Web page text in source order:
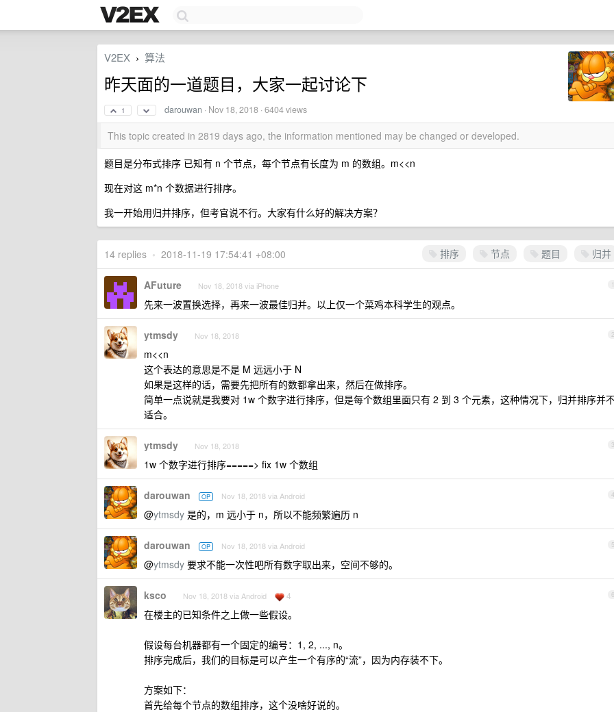
V2EX › 算法
昨天面的一道题目，大家一起讨论下
1 darouwan · Nov 18, 2018 · 6404 views
This topic created in 2819 days ago, the information mentioned may be changed or developed.
题目是分布式排序 已知有 n 个节点，每个节点有长度为 m 的数组。m<<n
现在对这 m*n 个数据进行排序。
我一开始用归并排序，但考官说不行。大家有什么好的解决方案？
排序 节点 题目 归并
14 replies • 2018-11-19 17:54:41 +08:00
1
AFuture Nov 18, 2018 via iPhone
先来一波置换选择，再来一波最佳归并。以上仅一个菜鸡本科学生的观点。
2
ytmsdy Nov 18, 2018
m<<n
这个表达的意思是不是 M 远远小于 N
如果是这样的话，需要先把所有的数都拿出来，然后在做排序。
简单一点说就是我要对 1w 个数字进行排序，但是每个数组里面只有 2 到 3 个元素，这种情况下，归并排序并
适合。
3
ytmsdy Nov 18, 2018
1w 个数字进行排序=====> fix 1w 个数组
4
darouwan OP Nov 18, 2018 via Android
@ytmsdy 是的，m 远小于 n，所以不能频繁遍历 n
5
darouwan OP Nov 18, 2018 via Android
@ytmsdy 要求不能一次性吧所有数字取出来，空间不够的。
6
ksco Nov 18, 2018 via Android 4
在楼主的已知条件之上做一些假设。
假设每台机器都有一个固定的编号：1, 2, ..., n。
排序完成后，我们的目标是可以产生一个有序的“流”，因为内存装不下。
方案如下：
首先给每个节点的数组排序，这个没啥好说的。